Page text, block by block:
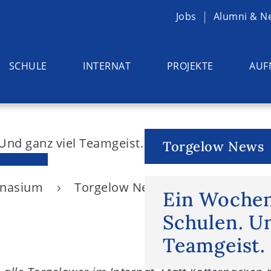
Jobs Alumni &
SCHULE INTERNAT PROJEKTE
Torgelow News
Ein
Schulen.
Teamgeist.
Torgelow News Ein